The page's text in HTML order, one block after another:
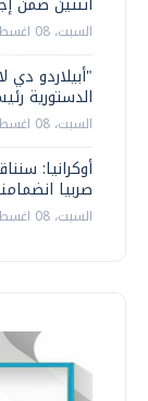
السبت، 08 اغسطس 2026 06:31 ص
"أبيلاردو دي
الدستورية
السبت، 08 اغسطس 2026 05:42 ص
أوكرانيا:
صربيا
السبت، 08 اغسطس 2026 05:03 ص